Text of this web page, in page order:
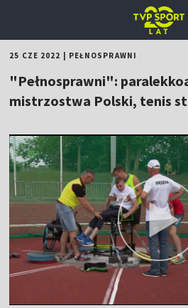
25 CZE 2022 PEŁNOSPRAWNI
"Pełnosprawni":
mistrzostwa Polski, tenis